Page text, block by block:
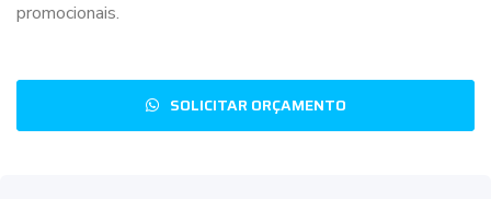
promocionais.
SOLICITAR ORÇAMENTO